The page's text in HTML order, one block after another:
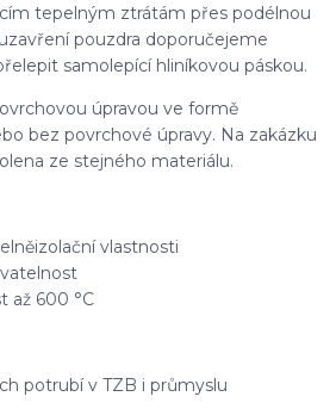
tepelným ztrátám přes podélnou
pouzdra doporučejeme
samolepící hliníkovou páskou.
úpravou ve formě
bez povrchové úpravy. Na zakázku
ze stejného materiálu.
vlastnosti
až 600 °C
potrubí v TZB i průmyslu